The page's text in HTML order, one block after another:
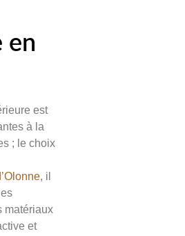
en
est
à la
; le choix
, il
matériaux
et